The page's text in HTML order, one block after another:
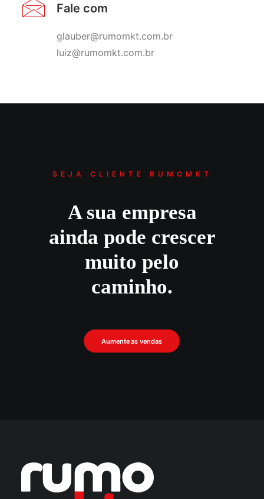
Fale com
glauber@rumomkt.com.br
luiz@rumomkt.com.br
SEJA CLIENTE RUMOMKT
A sua empresa
ainda pode crescer
muito pelo
caminho.
Aumente as vendas